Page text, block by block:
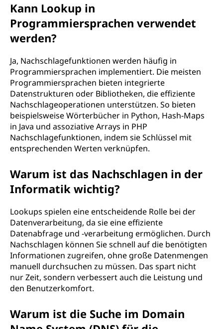
Kann Lookup in
Programmiersprachen verwendet
werden?
Ja, Nachschlagefunktionen werden häufig in
Programmiersprachen implementiert. Die meisten
Programmiersprachen bieten integrierte
Datenstrukturen oder Bibliotheken, die effiziente
Nachschlageoperationen unterstützen. So bieten
beispielsweise Wörterbücher in Python, Hash-Maps
in Java und assoziative Arrays in PHP
Nachschlagefunktionen, indem sie Schlüssel mit
entsprechenden Werten verknüpfen.
Warum ist das Nachschlagen in der
Informatik wichtig?
Lookups spielen eine entscheidende Rolle bei der
Datenverarbeitung, da sie eine effiziente
Datenabfrage und -verarbeitung ermöglichen. Durch
Nachschlagen können Sie schnell auf die benötigten
Informationen zugreifen, ohne große Datenmengen
manuell durchsuchen zu müssen. Das spart nicht
nur Zeit, sondern verbessert auch die Leistung und
den Benutzerkomfort.
Warum ist die Suche im Domain